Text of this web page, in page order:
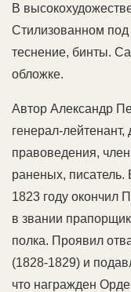
В
Стилизованном под
теснение, бинты.
обложке.
Автор Александр
генерал-
правоведения,
раненых,
1823 году окончил
в звании
полка. Проявил
(1828-1829) и
что награжден